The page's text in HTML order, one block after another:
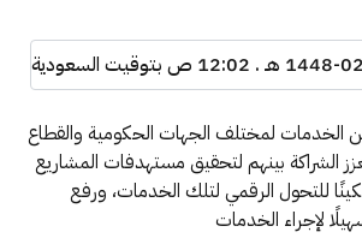
18 هـ . 12:02 ص بتوقيت السعودية
الخدمات لمختلف الجهات الحكومية والقطاع
الشراكة بينهم لتحقيق مستهدفات المشاريع
للتحول الرقمي لتلك الخدمات، ورفع
لإجراء الخدمات